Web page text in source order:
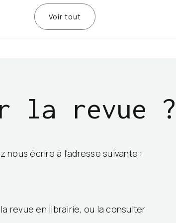
Voir tout
la revue
nous écrire à l'adresse suivante :
revue en librairie, ou la consulter